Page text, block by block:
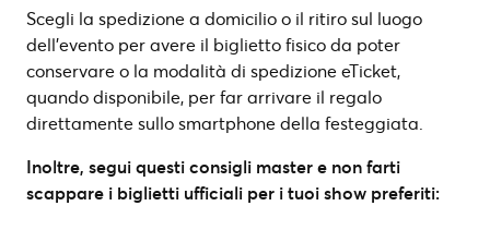
Scegli la spedizione a domicilio o il ritiro sul luogo
dell’evento per avere il biglietto fisico da poter
conservare o la modalità di spedizione eTicket,
quando disponibile, per far arrivare il regalo
direttamente sullo smartphone della festeggiata.
Inoltre, segui questi consigli master e non farti
scappare i biglietti ufficiali per i tuoi show preferiti: